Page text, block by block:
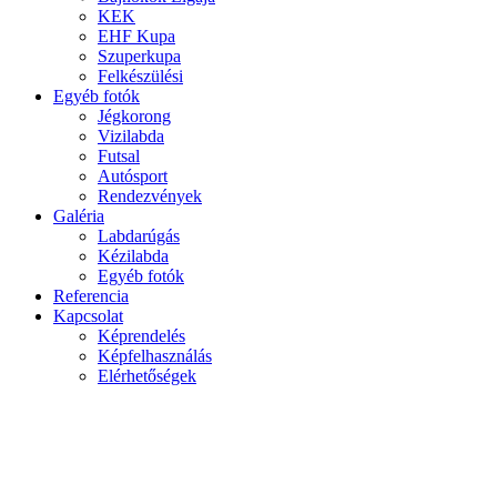
KEK
EHF Kupa
Szuperkupa
Felkészülési
Egyéb fotók
Jégkorong
Vizilabda
Futsal
Autósport
Rendezvények
Galéria
Labdarúgás
Kézilabda
Egyéb fotók
Referencia
Kapcsolat
Képrendelés
Képfelhasználás
Elérhetőségek